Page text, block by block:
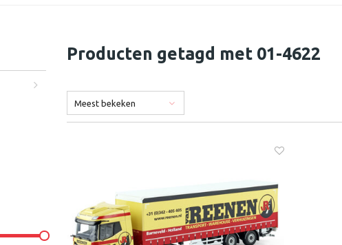
Producten getagd met 01-4622
Meest bekeken